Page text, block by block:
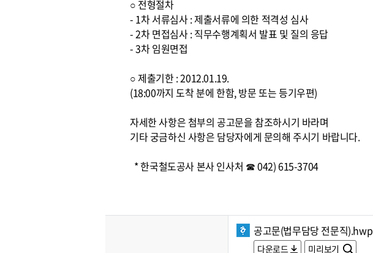
○ 전형절차
- 1차 서류심사 : 제출서류에 의한 적격성 심사
- 2차 면접심사 : 직무수행계획서 발표 및 질의 응답
- 3차 임원면접
○ 제출기한 : 2012.01.19.
(18:00까지 도착 분에 한함, 방문 또는 등기우편)
자세한 사항은 첨부의 공고문을 참조하시기 바라며
기타 궁금하신 사항은 담당자에게 문의해 주시기 바랍니다.
* 한국철도공사 본사 인사처 ☎ 042) 615-3704
공고문(법무담당 전문직).hwp
다운로드 미리보기